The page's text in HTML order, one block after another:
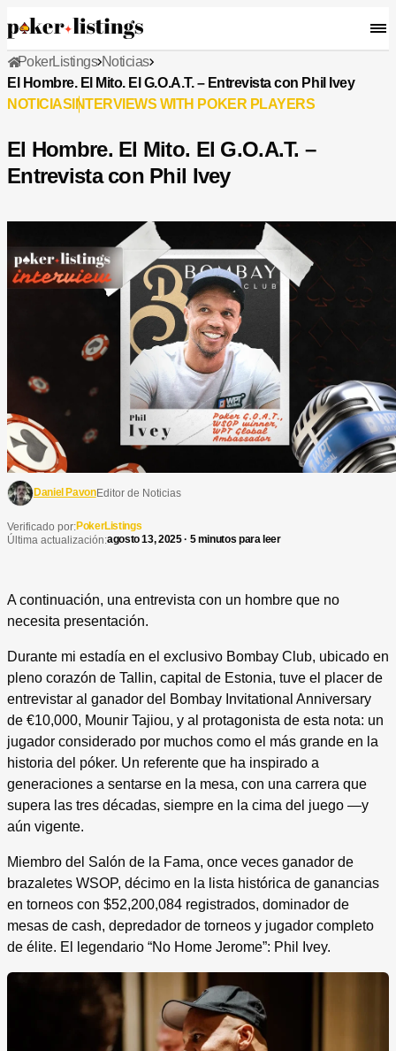
PokerListings Noticias
El Hombre. El Mito. El G.O.A.T. – Entrevista con Phil Ivey
NOTICIAS INTERVIEWS WITH POKER PLAYERS
El Hombre. El Mito. El G.O.A.T. –
Entrevista con Phil Ivey
Daniel PavonEditor de Noticias
Verificado por:PokerListings
Última actualización:agosto 13, 2025 · 5 minutos para leer
A continuación, una entrevista con un hombre que no
necesita presentación.
Durante mi estadía en el exclusivo Bombay Club, ubicado en
pleno corazón de Tallin, capital de Estonia, tuve el placer de
entrevistar al ganador del Bombay Invitational Anniversary
de €10,000, Mounir Tajiou, y al protagonista de esta nota: un
jugador considerado por muchos como el más grande en la
historia del póker. Un referente que ha inspirado a
generaciones a sentarse en la mesa, con una carrera que
supera las tres décadas, siempre en la cima del juego —y
aún vigente.
Miembro del Salón de la Fama, once veces ganador de
brazaletes WSOP, décimo en la lista histórica de ganancias
en torneos con $52,200,084 registrados, dominador de
mesas de cash, depredador de torneos y jugador completo
de élite. El legendario “No Home Jerome”: Phil Ivey.